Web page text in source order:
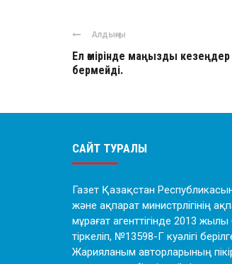
Алдыңғы
Ел өмірінде маңызды
бермейді.
САЙТ ТУРАЛЫ
Газет Қазақстан
және ақпарат министрлігінің
мұрағат агенттігінде 2013
тіркеліп, №13598-Г куәлігі
Жарияланым авторларының